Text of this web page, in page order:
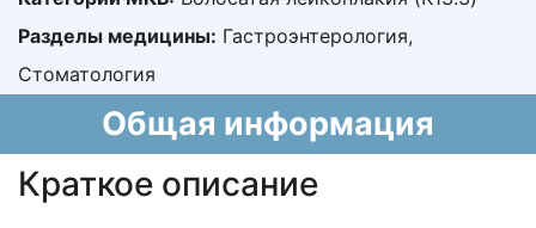
Разделы медицины: Гастроэнтерология,
Стоматология
Общая информация
Краткое описание